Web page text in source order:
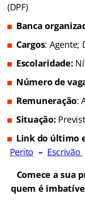
(DPF)
Banca
Cargos: Agente;
Escolaridade:
Número de
Remuneração:
Situação:
Link do último
Perito – Escrivão
Comece a sua
quem é